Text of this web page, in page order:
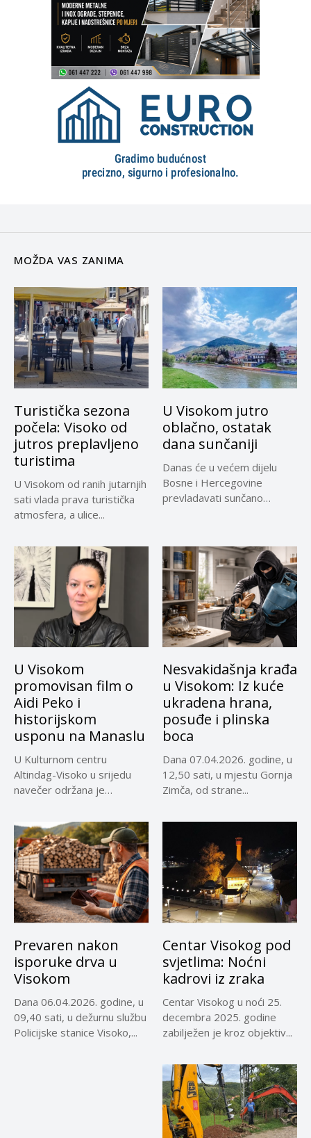
MOŽDA VAS ZANIMA
Turistička sezona
počela: Visoko od
jutros preplavljeno
turistima
U Visokom od ranih jutarnjih
sati vlada prava turistička
atmosfera, a ulice...
U Visokom jutro
oblačno, ostatak
dana sunčaniji
Danas će u većem dijelu
Bosne i Hercegovine
prevladavati sunčano
U Visokom
promovisan film o
Aidi Peko i
historijskom
usponu na Manaslu
U Kulturnom centru
Altindag-Visoko u srijedu
navečer održana je
Nesvakidašnja krađa
u Visokom: Iz kuće
ukradena hrana,
posuđe i plinska
boca
Dana 07.04.2026. godine, u
12,50 sati, u mjestu Gornja
Zimča, od strane...
Prevaren nakon
isporuke drva u
Visokom
Dana 06.04.2026. godine, u
09,40 sati, u dežurnu službu
Policijske stanice Visoko,...
Centar Visokog pod
svjetlima: Noćni
kadrovi iz zraka
Centar Visokog u noći 25.
decembra 2025. godine
zabilježen je kroz objektiv...